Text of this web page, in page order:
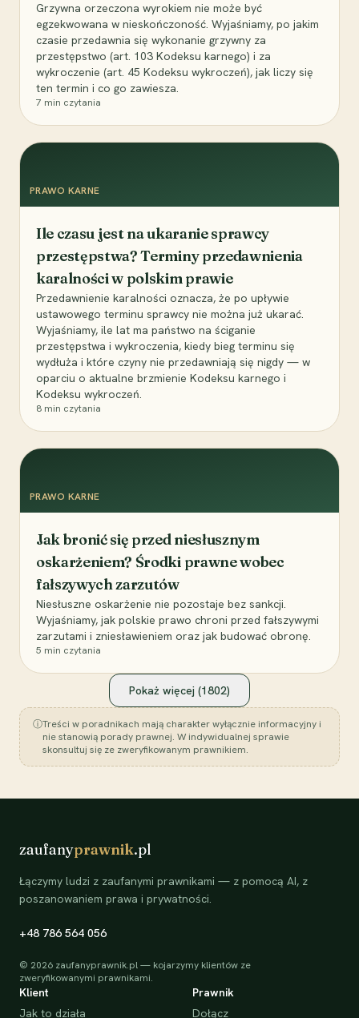
Grzywna orzeczona wyrokiem nie może być
egzekwowana w nieskończoność. Wyjaśniamy, po jakim
czasie przedawnia się wykonanie grzywny za
przestępstwo (art. 103 Kodeksu karnego) i za
wykroczenie (art. 45 Kodeksu wykroczeń), jak liczy się
ten termin i co go zawiesza.
7 min czytania
PRAWO KARNE
Ile czasu jest na ukaranie sprawcy
przestępstwa? Terminy przedawnienia
karalności w polskim prawie
Przedawnienie karalności oznacza, że po upływie
ustawowego terminu sprawcy nie można już ukarać.
Wyjaśniamy, ile lat ma państwo na ściganie
przestępstwa i wykroczenia, kiedy bieg terminu się
wydłuża i które czyny nie przedawniają się nigdy — w
oparciu o aktualne brzmienie Kodeksu karnego i
Kodeksu wykroczeń.
8 min czytania
PRAWO KARNE
Jak bronić się przed niesłusznym
oskarżeniem? Środki prawne wobec
fałszywych zarzutów
Niesłuszne oskarżenie nie pozostaje bez sankcji.
Wyjaśniamy, jak polskie prawo chroni przed fałszywymi
zarzutami i zniesławieniem oraz jak budować obronę.
5 min czytania
Pokaż więcej (1802)
ⓘTreści w poradnikach mają charakter wyłącznie informacyjny i
nie stanowią porady prawnej. W indywidualnej sprawie
skonsultuj się ze zweryfikowanym prawnikiem.
zaufanyprawnik.pl
Łączymy ludzi z zaufanymi prawnikami — z pomocą AI, z
poszanowaniem prawa i prywatności.
+48 786 564 056
© 2026 zaufanyprawnik.pl — kojarzymy klientów ze
zweryfikowanymi prawnikami.
Klient
Jak to działa
Prawnik
Dołącz